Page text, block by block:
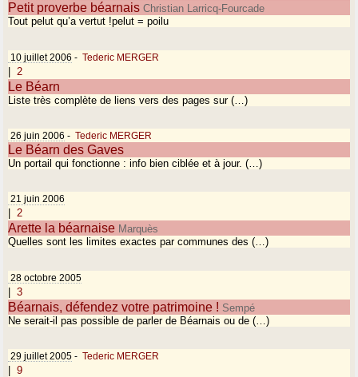
Petit proverbe béarnais Christian Larricq-Fourcade
Tout pelut qu’a vertut !pelut = poilu
10 juillet 2006 - Tederic MERGER
| 2
Le Béarn
Liste très complète de liens vers des pages sur (…)
26 juin 2006 - Tederic MERGER
Le Béarn des Gaves
Un portail qui fonctionne : info bien ciblée et à jour. (…)
21 juin 2006
2
Arette la béarnaise Marquès
Quelles sont les limites exactes par communes des (…)
28 octobre 2005
| 3
Béarnais, défendez votre patrimoine ! Sempé
Ne serait-il pas possible de parler de Béarnais ou de (…)
29 juillet 2005 - Tederic MERGER
9